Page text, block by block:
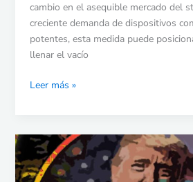
cambio en el asequible mercado del
creciente demanda de dispositivos
potentes, esta medida puede
llenar el vacío
Leer más »
Víctimas
de
Epstein